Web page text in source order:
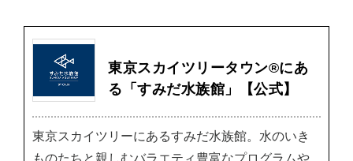
東京スカイツリータウン®にあ
る「すみだ水族館」【公式】
東京スカイツリーにあるすみだ水族館。水のいき